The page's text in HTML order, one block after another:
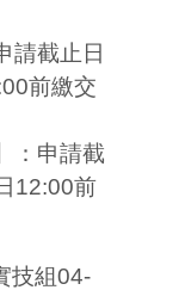
請截止日
前繳交
：申請截
12:00前
技組04-